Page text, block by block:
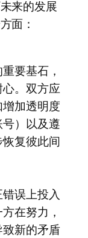
来的发展
面：
要基石，
。双方应
加透明度
号）以及遵
复彼此间
误上投入
在努力，
新的矛盾